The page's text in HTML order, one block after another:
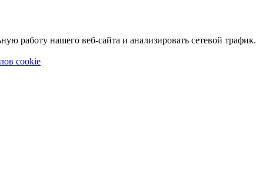
работу нашего веб-сайта и анализировать сетевой трафик.
cookie